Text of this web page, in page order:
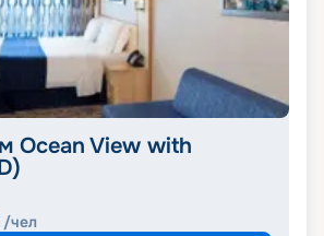
Ocean View with
/чел